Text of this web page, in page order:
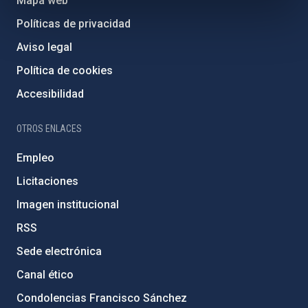
Políticas de privacidad
Aviso legal
Política de cookies
Accesibilidad
OTROS ENLACES
Empleo
Licitaciones
Imagen institucional
RSS
Sede electrónica
Canal ético
Condolencias Francisco Sánchez